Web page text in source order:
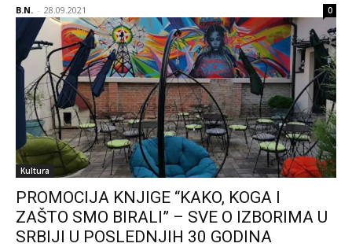
B.N. - 28.09.2021 0
Kultura
PROMOCIJA KNJIGE “KAKO, KOGA I
ZAŠTO SMO BIRALI” – SVE O IZBORIMA U
SRBIJI U POSLEDNJIH 30 GODINA